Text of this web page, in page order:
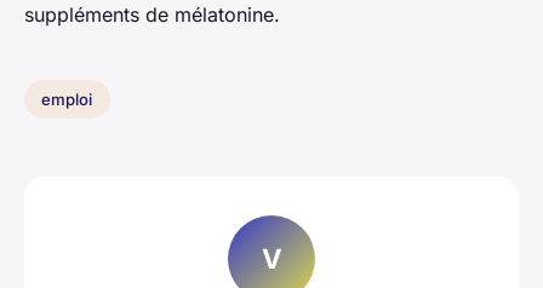
suppléments de mélatonine.
emploi
V